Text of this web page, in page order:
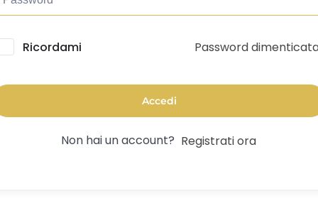
Ricordami Password
Accedi
Non hai un account? Registrati ora